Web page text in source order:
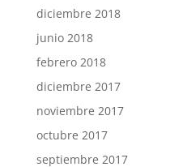
diciembre 2018
junio 2018
febrero 2018
diciembre 2017
noviembre 2017
octubre 2017
septiembre 2017